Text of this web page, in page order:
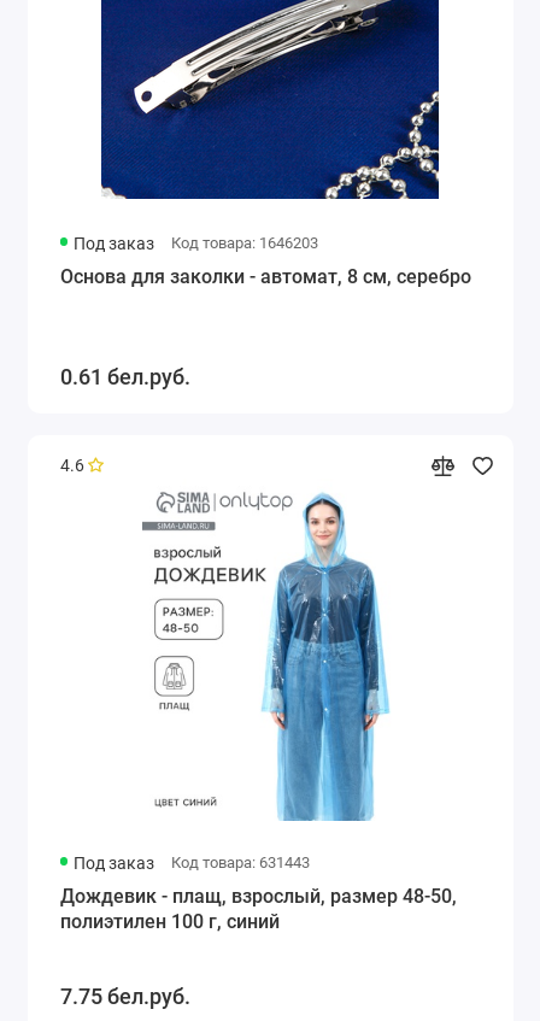
Под заказ Код товара: 1646203
Основа для заколки - автомат, 8 см, серебро
0.61 бел.руб.
4.6
Под заказ Код товара: 631443
Дождевик - плащ, взрослый, размер 48-50,
полиэтилен 100 г, синий
7.75 бел.руб.